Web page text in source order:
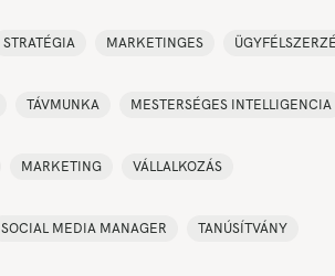
STRATÉGIA MARKETINGES
TÁVMUNKA MESTERSÉGES INTELLIGENCIA
MARKETING VÁLLALKOZÁS
SOCIAL MEDIA MANAGER TANÚSÍTVÁNY